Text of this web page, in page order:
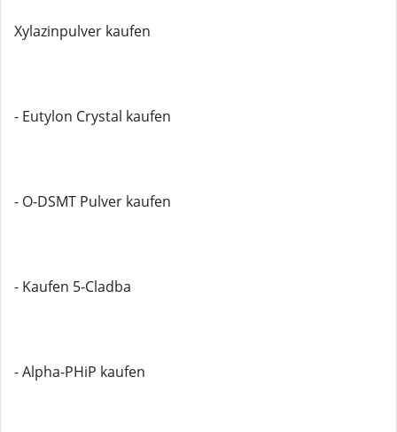
Xylazinpulver kaufen
- Eutylon Crystal kaufen
- O-DSMT Pulver kaufen
- Kaufen 5-Cladba
- Alpha-PHiP kaufen